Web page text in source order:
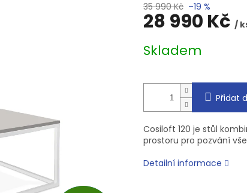
35 990 Kč –19 %
28 990 Kč /
cena:
Skladem
Přidat
Cosiloft 120 je stůl
prostoru pro pozvání
Detailní informace